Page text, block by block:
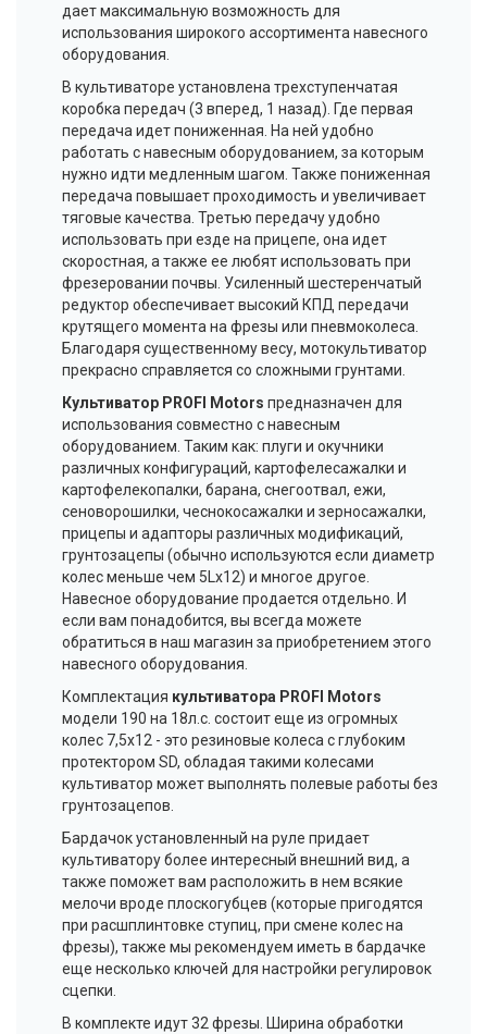
дает максимальную возможность для
использования широкого ассортимента навесного
оборудования.
В культиваторе установлена трехступенчатая
коробка передач (3 вперед, 1 назад). Где первая
передача идет пониженная. На ней удобно
работать с навесным оборудованием, за которым
нужно идти медленным шагом. Также пониженная
передача повышает проходимость и увеличивает
тяговые качества. Третью передачу удобно
использовать при езде на прицепе, она идет
скоростная, а также ее любят использовать при
фрезеровании почвы. Усиленный шестеренчатый
редуктор обеспечивает высокий КПД передачи
крутящего момента на фрезы или пневмоколеса.
Благодаря существенному весу, мотокультиватор
прекрасно справляется со сложными грунтами.
Культиватор PROFI Motors предназначен для
использования совместно с навесным
оборудованием. Таким как: плуги и окучники
различных конфигураций, картофелесажалки и
картофелекопалки, барана, снегоотвал, ежи,
сеноворошилки, чеснокосажалки и зерносажалки,
прицепы и адапторы различных модификаций,
грунтозацепы (обычно используются если диаметр
колес меньше чем 5Lx12) и многое другое.
Навесное оборудование продается отдельно. И
если вам понадобится, вы всегда можете
обратиться в наш магазин за приобретением этого
навесного оборудования.
Комплектация культиватора PROFI Motors
модели 190 на 18л.с. состоит еще из огромных
колес 7,5х12 - это резиновые колеса с глубоким
протектором SD, обладая такими колесами
культиватор может выполнять полевые работы без
грунтозацепов.
Бардачок установленный на руле придает
культиватору более интересный внешний вид, а
также поможет вам расположить в нем всякие
мелочи вроде плоскогубцев (которые пригодятся
при расшплинтовке ступиц, при смене колес на
фрезы), также мы рекомендуем иметь в бардачке
еще несколько ключей для настройки регулировок
сцепки.
В комплекте идут 32 фрезы. Ширина обработки